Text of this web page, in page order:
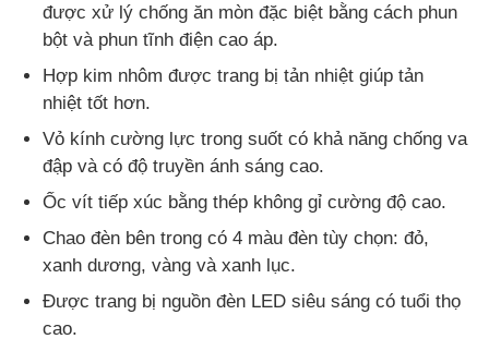
được xử lý chống ăn mòn đặc biệt bằng cách phun
bột và phun tĩnh điện cao áp.
Hợp kim nhôm được trang bị tản nhiệt giúp tản
nhiệt tốt hơn.
Vỏ kính cường lực trong suốt có khả năng chống va
đập và có độ truyền ánh sáng cao.
Ốc vít tiếp xúc bằng thép không gỉ cường độ cao.
Chao đèn bên trong có 4 màu đèn tùy chọn: đỏ,
xanh dương, vàng và xanh lục.
Được trang bị nguồn đèn LED siêu sáng có tuổi thọ
cao.